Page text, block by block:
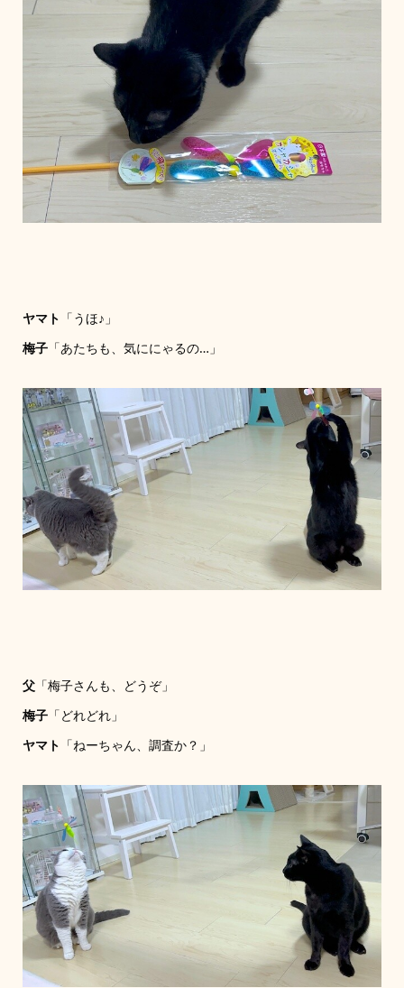
ヤマト 「うほ♪」
梅子「あたちも、気ににゃるの…」
父「梅子さんも、どうぞ」
梅子「どれどれ」
ヤマト 「ねーちゃん、調査か？」